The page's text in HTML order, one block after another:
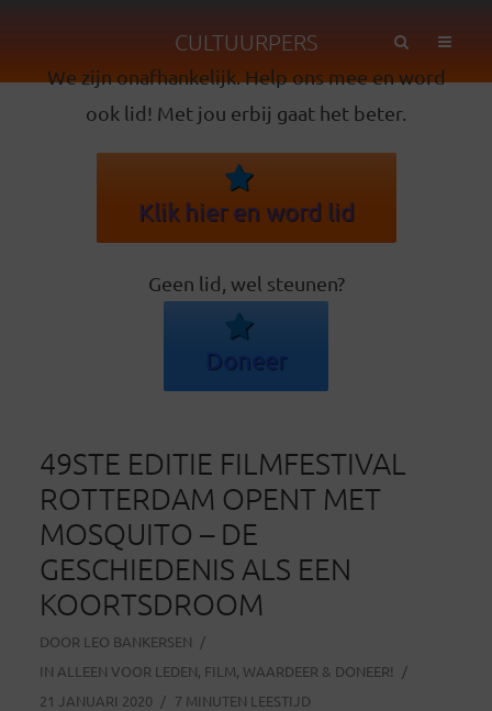
CULTUURPERS
We zijn onafhankelijk. Help ons mee en word
ook lid! Met jou erbij gaat het beter.
Klik hier en word lid
Geen lid, wel steunen?
Doneer
49STE EDITIE FILMFESTIVAL
ROTTERDAM OPENT MET
MOSQUITO – DE
GESCHIEDENIS ALS EEN
KOORTSDROOM
DOOR LEO BANKERSEN
IN ALLEEN VOOR LEDEN, FILM, WAARDEER & DONEER!
21 JANUARI 2020
7 MINUTEN LEESTIJD